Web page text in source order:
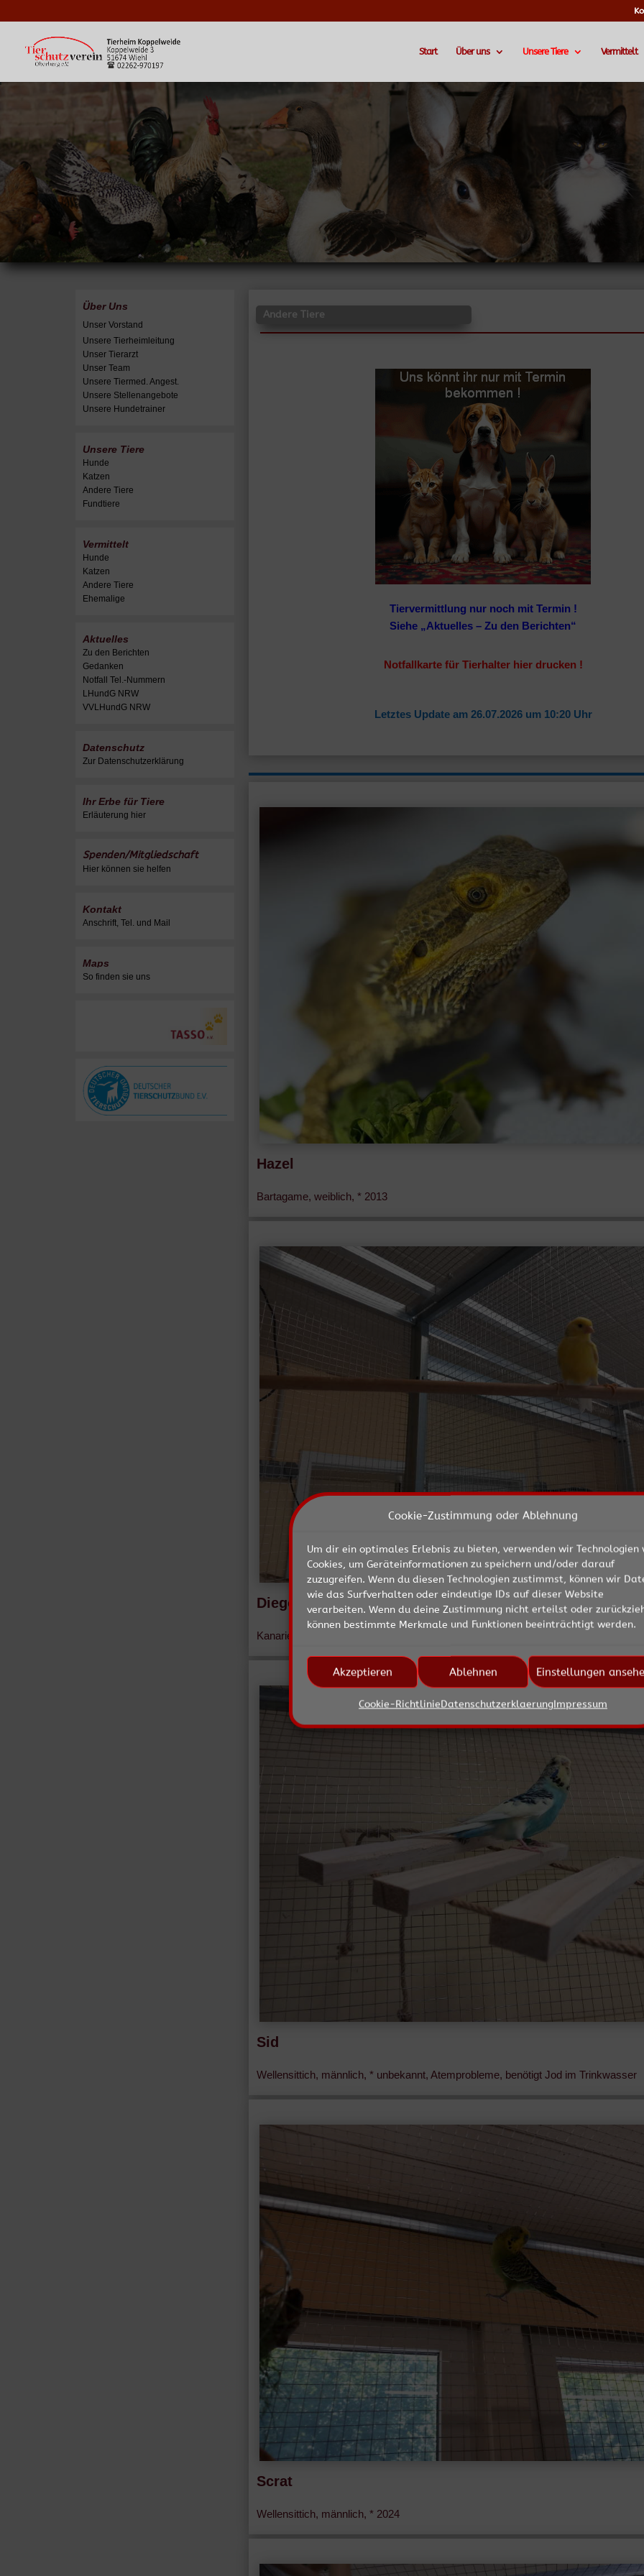
Cookie-Zustimmung oder Ablehnung
Um dir ein optimales Erlebnis zu bieten, verwenden wir Technologien
Cookies, um Geräteinformationen zu speichern und/oder darauf
zuzugreifen. Wenn du diesen Technologien zustimmst, können wir
wie das Surfverhalten oder eindeutige IDs auf dieser Website
verarbeiten. Wenn du deine Zustimmung nicht erteilst oder
können bestimmte Merkmale und Funktionen beeinträchtigt werden.
Akzeptieren Ablehnen Einstellungen
Cookie-RichtlinieDatenschutzerklaerungImpressum
Start Über uns Unsere Tiere Vermittelt
Über Uns
Unser Vorstand
Unsere Tierheimleitung
Unser Tierarzt
Unser Team
Unsere Tiermed. Angest.
Unsere Stellenangebote
Unsere Hundetrainer
Unsere Tiere
Hunde
Katzen
Andere Tiere
Fundtiere
Vermittelt
Hunde
Katzen
Andere Tiere
Ehemalige
Aktuelles
Zu den Berichten
Gedanken
Notfall Tel.-Nummern
LHundG NRW
VVLHundG NRW
Datenschutz
Zur Datenschutzerklärung
Ihr Erbe für Tiere
Erläuterung hier
Spenden/Mitgliedschaft
Hier können sie helfen
Kontakt
Anschrift, Tel. und Mail
Maps
So finden sie uns
Andere Tiere
Tiervermittlung nur noch mit Termin !
Siehe „Aktuelles – Zu den Berichten“
Notfallkarte für Tierhalter hier drucken !
Letztes Update am 26.07.2026 um 10:20 Uhr
Hazel
Bartagame, weiblich, * 2013
Diego
Kanarienvogel, männlich, * unbekannt
Sid
Wellensittich, männlich, * unbekannt, Atemprobleme, benötigt Jod im Trinkwasser
Scrat
Wellensittich, männlich, * 2024